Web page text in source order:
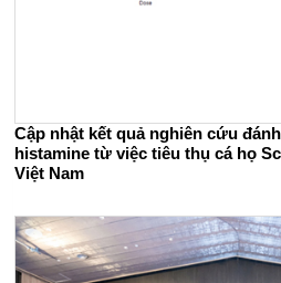
Cập nhật kết quả nghiên cứu
histamine từ việc tiêu thụ cá họ
Việt Nam